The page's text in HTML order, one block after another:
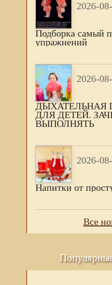
2026-
Подборка самый
упражнений
2026-
ДЫХАТЕЛЬНАЯ
ДЛЯ ДЕТЕЙ.
ВЫПОЛНЯТЬ
2026-
Напитки от
Все